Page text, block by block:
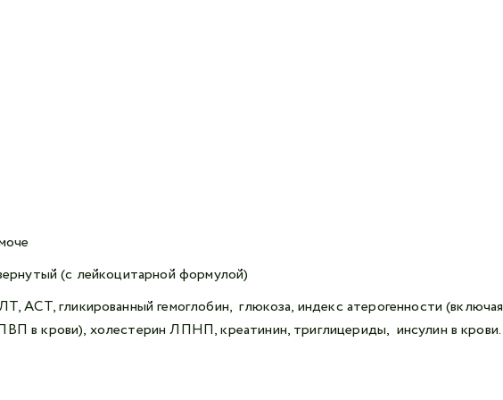
(с лейкоцитарной формулой)
АСТ, гликированный гемоглобин, глюкоза, индекс атерогенности (включая
в крови), холестерин ЛПНП, креатинин, триглицериды, инсулин в крови.